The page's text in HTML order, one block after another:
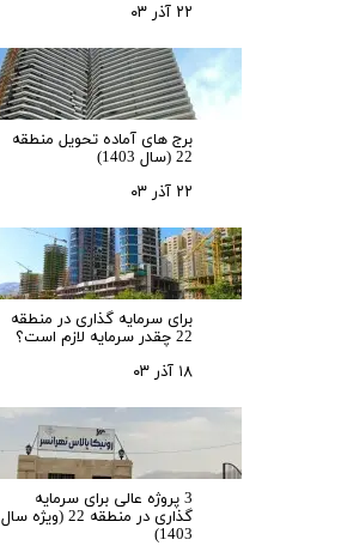
۲۲ آذر ۰۳
برج های آماده تحویل منطقه
22 (سال 1403)
۲۲ آذر ۰۳
برای سرمایه‌ گذاری در منطقه
22 چقدر سرمایه لازم است؟
۱۸ آذر ۰۳
3 پروژه عالی برای سرمایه
گذاری در منطقه 22 (ویژه سال
1403)